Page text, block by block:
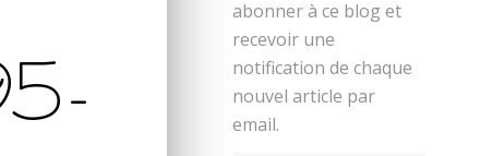
abonner à ce blog et
recevoir une
notification de chaque
nouvel article par
email.